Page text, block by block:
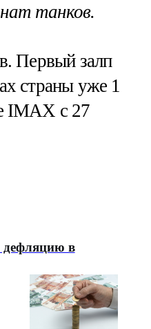
танков.
Первый залп
страны уже 1
IMAX с 27
дефляцию в